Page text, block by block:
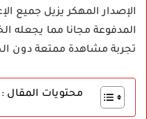
الإصدار المهكر يزيل جميع
المدفوعة مجانا مما يجعله
تجربة مشاهدة ممتعة دون
محتويات المقال :